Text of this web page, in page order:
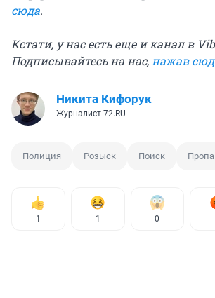
сюда.
Кстати, у нас есть еще и канал в
Подписывайтесь на нас, нажав
Никита Кифорук
Журналист 72.RU
Полиция Розыск Поиск
1 1 0